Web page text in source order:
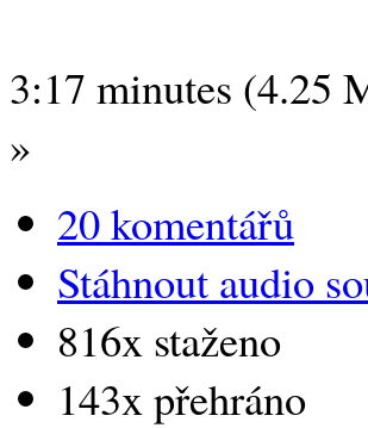
3:17 minutes (4.25
»
20 komentářů
Stáhnout audio
816x staženo
143x přehráno